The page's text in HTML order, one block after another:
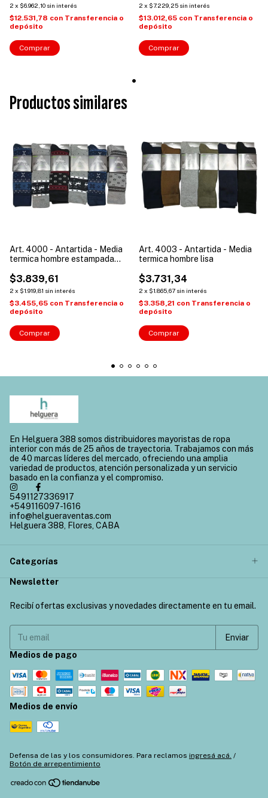
2 x $6.962,10 sin interés
$12.531,78 con Transferencia o
depósito
Comprar
2 x $7.229,25 sin interés
$13.012,65 con Transferencia o
depósito
Comprar
Productos similares
Art. 4000 - Antartida - Media
termica hombre estampada
$3.839,61
2 x $1.919,81 sin interés
$3.455,65 con Transferencia o
depósito
Comprar
Art. 4003 - Antartida - Media
termica hombre lisa
$3.731,34
2 x $1.865,67 sin interés
$3.358,21 con Transferencia o
depósito
Comprar
En Helguera 388 somos distribuidores mayoristas de ropa
interior con más de 25 años de trayectoria. Trabajamos con más
de 40 marcas líderes del mercado, ofreciendo una amplia
variedad de productos, atención personalizada y un servicio
basado en la confianza y el compromiso.
5491127336917
+549116097-1616
info@helgueraventas.com
Helguera 388, Flores, CABA
Categorías
Newsletter
Recibí ofertas exclusivas y novedades directamente en tu email.
Medios de pago
Medios de envío
Defensa de las y los consumidores. Para reclamos ingresá acá. /
Botón de arrepentimiento